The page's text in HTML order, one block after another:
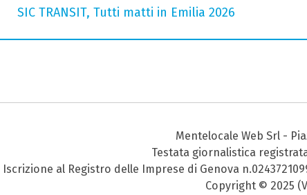
SIC TRANSIT, Tutti matti in Emilia 2026
Mentelocale Web Srl -
Testata giornalistica
Iscrizione al Registro delle Imprese di Genova
Copyright © 2025